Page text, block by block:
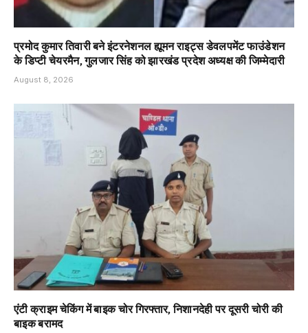
प्रमोद कुमार तिवारी बने इंटरनेशनल ह्यूमन राइट्स डेवलपमेंट फाउंडेशन
के डिप्टी चेयरमैन, गुलजार सिंह को झारखंड प्रदेश अध्यक्ष की जिम्मेदारी
August 8, 2026
एंटी क्राइम चेकिंग में बाइक चोर गिरफ्तार, निशानदेही पर दूसरी चोरी की
बाइक बरामद